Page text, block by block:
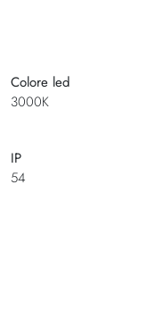
Colore led
3000K
IP
54